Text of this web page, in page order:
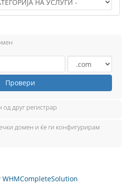
Провери
друг регистрар
домен и ќе ги конфигурирам
WHMCompleteSolution